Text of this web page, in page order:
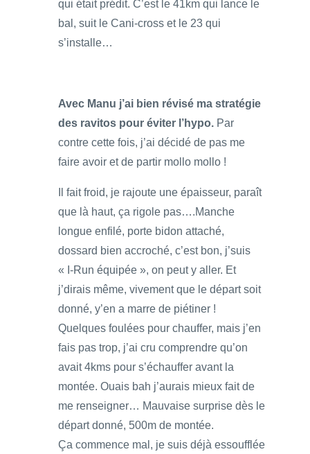
qui était prédit. C’est le 41km qui lance le
bal, suit le Cani-cross et le 23 qui
s’installe…
Avec Manu j’ai bien révisé ma stratégie
des ravitos pour éviter l’hypo. Par
contre cette fois, j’ai décidé de pas me
faire avoir et de partir mollo mollo !
Il fait froid, je rajoute une épaisseur, paraît
que là haut, ça rigole pas….Manche
longue enfilé, porte bidon attaché,
dossard bien accroché, c’est bon, j’suis
« I-Run équipée », on peut y aller. Et
j’dirais même, vivement que le départ soit
donné, y’en a marre de piétiner !
Quelques foulées pour chauffer, mais j’en
fais pas trop, j’ai cru comprendre qu’on
avait 4kms pour s’échauffer avant la
montée. Ouais bah j’aurais mieux fait de
me renseigner… Mauvaise surprise dès le
départ donné, 500m de montée.
Ça commence mal, je suis déjà essoufflée